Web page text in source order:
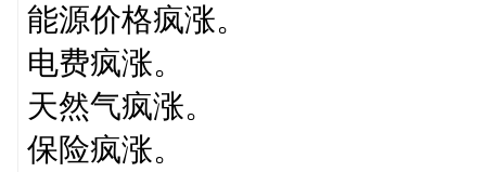
能源价格疯涨。
电费疯涨。
天然气疯涨。
保险疯涨。